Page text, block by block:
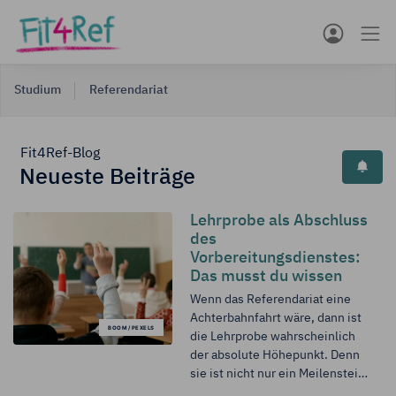
Studium Referendariat
Fit4Ref-Blog
Neueste Beiträge
BOOM / PEXELS
Lehrprobe als Abschluss
des
Vorbereitungsdienstes:
Das musst du wissen
Wenn das Referendariat eine
Achterbahnfahrt wäre, dann ist
die Lehrprobe wahrscheinlich
der absolute Höhepunkt. Denn
sie ist nicht nur ein Meilenstein